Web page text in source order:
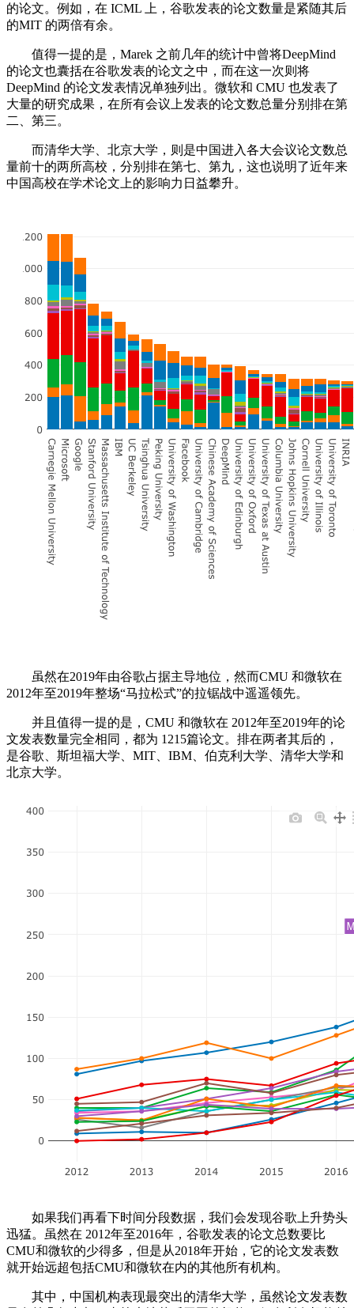
的论文。例如，在 ICML 上，谷歌发表的论文数量是紧随其后
的MIT 的两倍有余。
值得一提的是，Marek 之前几年的统计中曾将DeepMind
的论文也囊括在谷歌发表的论文之中，而在这一次则将
DeepMind 的论文发表情况单独列出。微软和 CMU 也发表了
大量的研究成果，在所有会议上发表的论文数总量分别排在第
二、第三。
而清华大学、北京大学，则是中国进入各大会议论文数总
量前十的两所高校，分别排在第七、第九，这也说明了近年来
中国高校在学术论文上的影响力日益攀升。
虽然在2019年由谷歌占据主导地位，然而CMU 和微软在
2012年至2019年整场“马拉松式”的拉锯战中遥遥领先。
并且值得一提的是，CMU 和微软在 2012年至2019年的论
文发表数量完全相同，都为 1215篇论文。排在两者其后的，
是谷歌、斯坦福大学、MIT、IBM、伯克利大学、清华大学和
北京大学。
如果我们再看下时间分段数据，我们会发现谷歌上升势头
迅猛。虽然在 2012年至2016年，谷歌发表的论文总数要比
CMU和微软的少得多，但是从2018年开始，它的论文发表数
就开始远超包括CMU和微软在内的其他所有机构。
其中，中国机构表现最突出的清华大学，虽然论文发表数